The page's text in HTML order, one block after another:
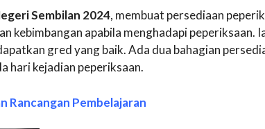
Sembilan 2024, membuat persediaan
kebimbangan apabila menghadapi peperiksaan.
gred yang baik. Ada dua bahagian
hari kejadian peperiksaan.
Rancangan Pembelajaran